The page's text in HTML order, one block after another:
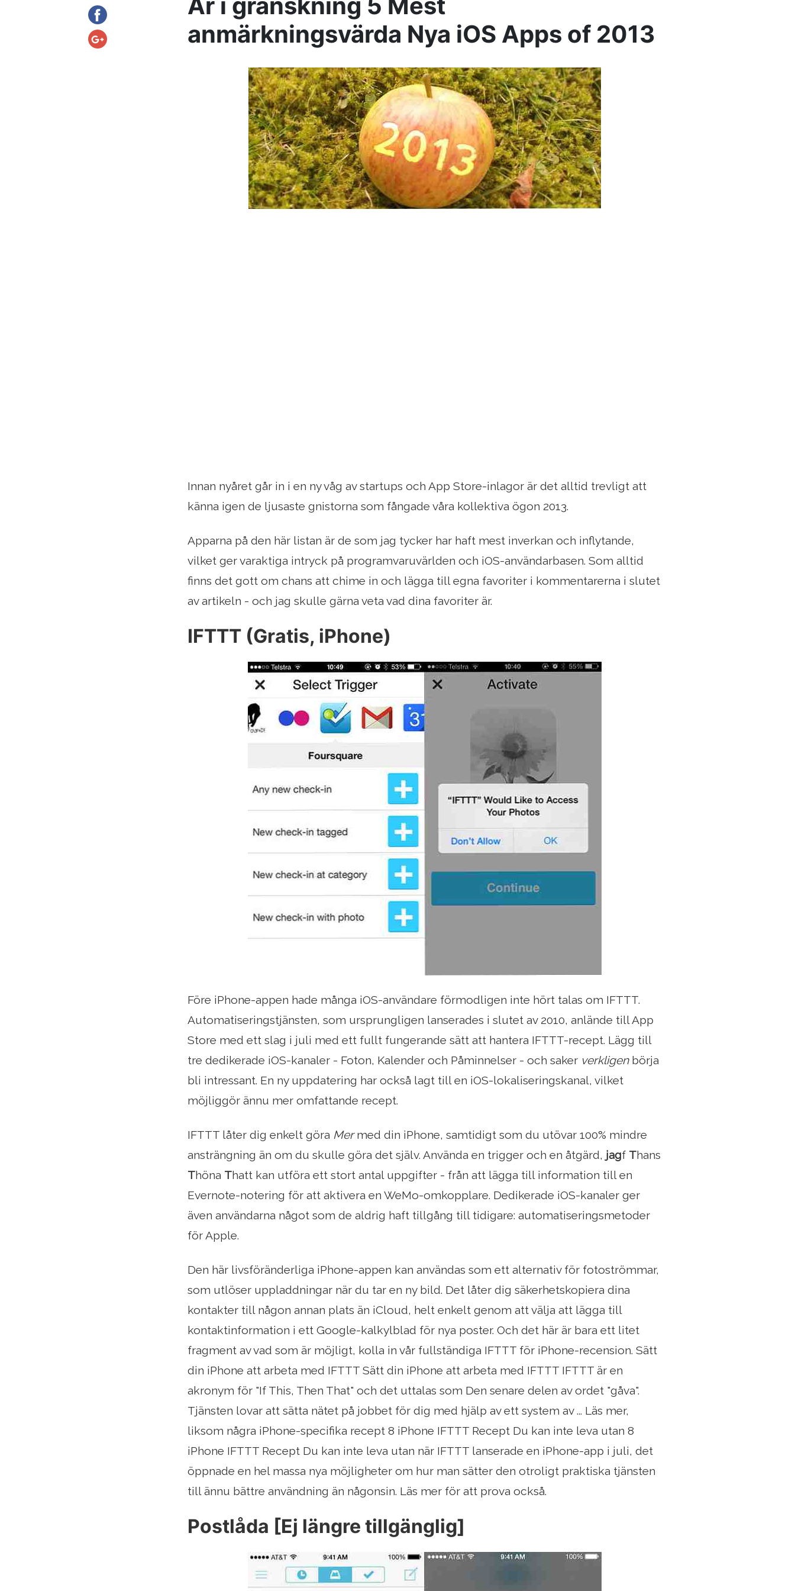
anmärkningsvärda Nya iOS Apps of 2013
Innan nyåret går in i en ny våg av startups och App Store-inlagor är det alltid trevligt att
känna igen de ljusaste gnistorna som fångade våra kollektiva ögon 2013.
Apparna på den här listan är de som jag tycker har haft mest inverkan och inflytande,
vilket ger varaktiga intryck på programvaruvärlden och iOS-användarbasen. Som alltid
finns det gott om chans att chime in och lägga till egna favoriter i kommentarerna i slutet
av artikeln - och jag skulle gärna veta vad dina favoriter är.
IFTTT (Gratis, iPhone)
Före iPhone-appen hade många iOS-användare förmodligen inte hört talas om IFTTT.
Automatiseringstjänsten, som ursprungligen lanserades i slutet av 2010, anlände till App
Store med ett slag i juli med ett fullt fungerande sätt att hantera IFTTT-recept. Lägg till
tre dedikerade iOS-kanaler - Foton, Kalender och Påminnelser - och saker verkligenbörja
bli intressant. En ny uppdatering har också lagt till en iOS-lokaliseringskanal, vilket
möjliggör ännu mer omfattande recept.
IFTTT låter dig enkelt göra Mermed din iPhone, samtidigt som du utövar 100% mindre
ansträngning än om du skulle göra det själv. Använda en trigger och en åtgärd, jagf Thans
Thöna Thatt kan utföra ett stort antal uppgifter - från att lägga till information till en
Evernote-notering för att aktivera en WeMo-omkopplare. Dedikerade iOS-kanaler ger
även användarna något som de aldrig haft tillgång till tidigare: automatiseringsmetoder
för Apple.
Den här livsföränderliga iPhone-appen kan användas som ett alternativ för fotoströmmar,
som utlöser uppladdningar när du tar en ny bild. Det låter dig säkerhetskopiera dina
kontakter till någon annan plats än iCloud, helt enkelt genom att välja att lägga till
kontaktinformation i ett Google-kalkylblad för nya poster. Och det här är bara ett litet
fragment av vad som är möjligt, kolla in vår fullständiga IFTTT för iPhone-recension. Sätt
din iPhone att arbeta med IFTTT Sätt din iPhone att arbeta med IFTTT IFTTT är en
akronym för "If This, Then That" och det uttalas som Den senare delen av ordet "gåva".
Tjänsten lovar att sätta nätet på jobbet för dig med hjälp av ett system av ... Läs mer,
liksom några iPhone-specifika recept 8 iPhone IFTTT Recept Du kan inte leva utan 8
iPhone IFTTT Recept Du kan inte leva utan när IFTTT lanserade en iPhone-app i juli, det
öppnade en hel massa nya möjligheter om hur man sätter den otroligt praktiska tjänsten
till ännu bättre användning än någonsin. Läs mer för att prova också.
Postlåda [Ej längre tillgänglig]